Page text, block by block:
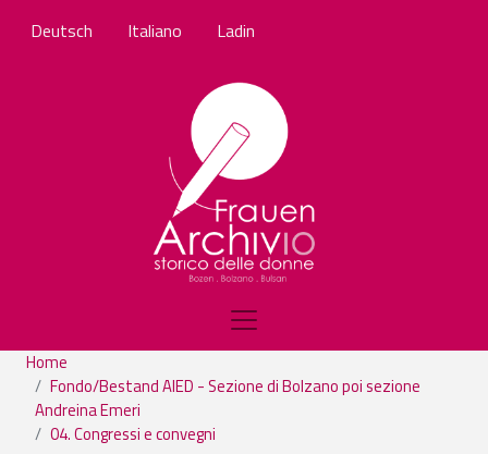
Deutsch Italiano Ladin
Home
Fondo/Bestand AIED - Sezione di Bolzano poi sezione
Andreina Emeri
04. Congressi e convegni